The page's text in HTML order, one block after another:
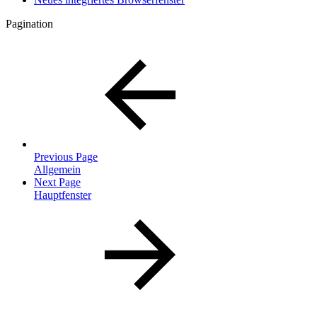
Pagination
Previous Page
Allgemein
Next Page
Hauptfenster